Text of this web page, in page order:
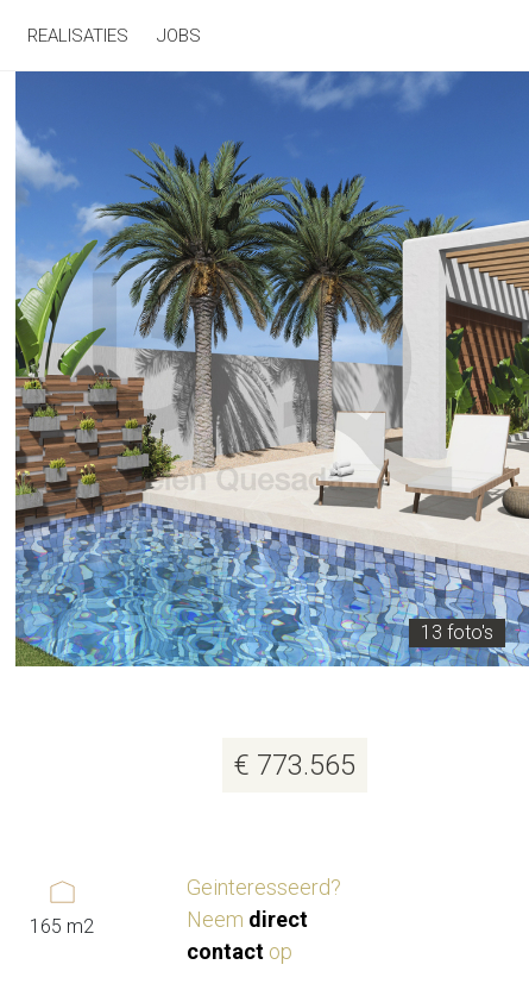
REALISATIES JOBS
13 foto's
€ 773.565
165 m2
Geinteresseerd?
Neem direct
contact op